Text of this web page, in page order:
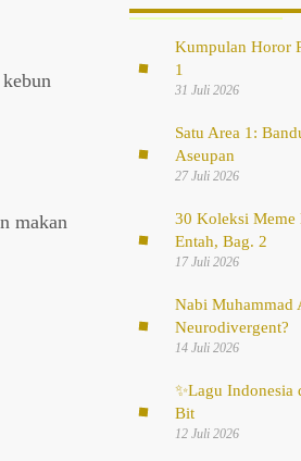
makan
Kumpulan Horor
1
31 Juli 2026
Satu Area 1:
Aseupan
27 Juli 2026
30 Koleksi
Entah, Bag. 2
17 Juli 2026
Nabi Muhammad
Neurodivergent?
14 Juli 2026
✨Lagu Indonesia
Bit
12 Juli 2026